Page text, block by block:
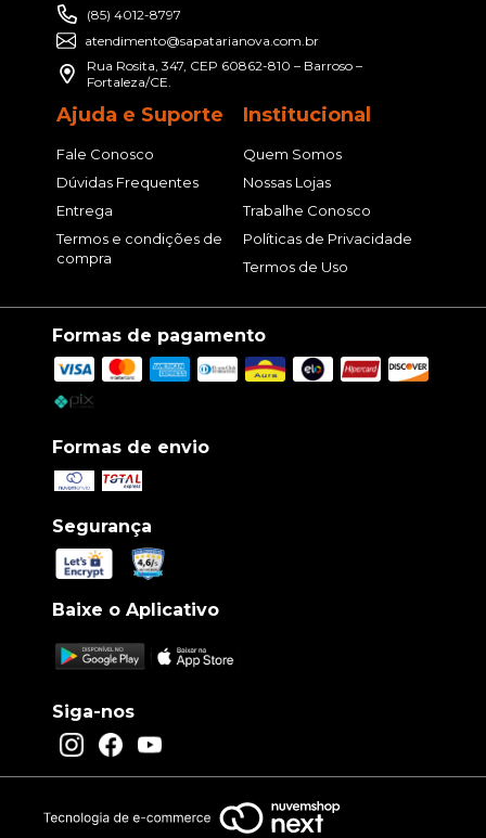
(85) 4012-8797
atendimento@sapatarianova.com.br
Rua Rosita, 347, CEP 60862-810 – Barroso –
Fortaleza/CE.
Ajuda e Suporte
Fale Conosco
Dúvidas Frequentes
Entrega
Termos e condições de
compra
Institucional
Quem Somos
Nossas Lojas
Trabalhe Conosco
Políticas de Privacidade
Termos de Uso
Formas de pagamento
Formas de envio
Segurança
Baixe o Aplicativo
Siga-nos